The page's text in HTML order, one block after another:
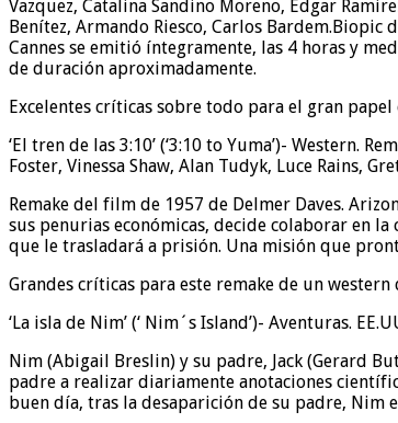
Vazquez, Catalina Sandino Moreno, Edgar
Benítez, Armando Riesco, Carlos Bardem.Biopic
Cannes se emitió íntegramente, las 4 horas y
de duración aproximadamente.
Excelentes críticas sobre todo para el gran
‘El tren de las 3:10’ (‘3:10 to Yuma’)- Western.
Foster, Vinessa Shaw, Alan Tudyk, Luce Rains,
Remake del film de 1957 de Delmer Daves.
sus penurias económicas, decide colaborar en
que le trasladará a prisión. Una misión que
Grandes críticas para este remake de un
‘La isla de Nim’ (‘ Nim´s Island’)- Aventuras.
Nim (Abigail Breslin) y su padre, Jack (Gerard
padre a realizar diariamente anotaciones
buen día, tras la desaparición de su padre, Nim